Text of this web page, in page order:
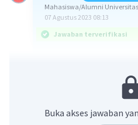
Mahasiswa/Alumni
07 Agustus 2023 08:13
Jawaban terverifikasi
Ingat bidang sisi
prisma yang
Buka akses jawaban